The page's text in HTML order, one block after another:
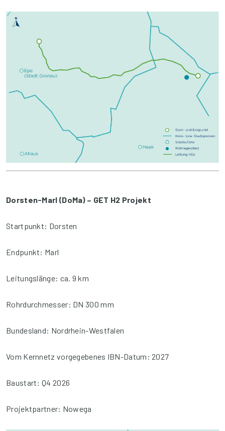
Dorsten-Marl (DoMa) – GET H2 Projekt
Startpunkt: Dorsten
Endpunkt: Marl
Leitungslänge: ca. 9 km
Rohrdurchmesser: DN 300 mm
Bundesland: Nordrhein-Westfalen
Vom Kernnetz vorgegebenes IBN-Datum: 2027
Baustart: Q4 2026
Projektpartner: Nowega